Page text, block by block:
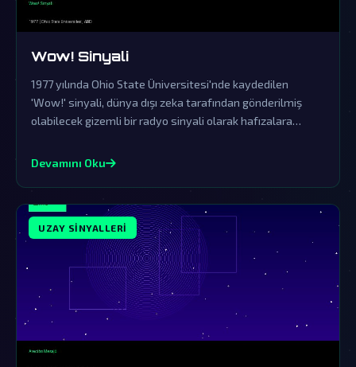
Wow! Sinyali
1977 yılında Ohio State Üniversitesi'nde kaydedilen
'Wow!' sinyali, dünya dışı zeka tarafından gönderilmiş
olabilecek gizemli bir radyo sinyali olarak hafızalara
sinyal bilim dünyasında ve komplo teorisi çevrelerinde
Devamını Oku
UZAY SINYALLERI